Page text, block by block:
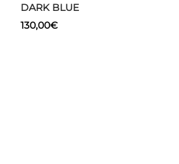
DARK BLUE
130,00€